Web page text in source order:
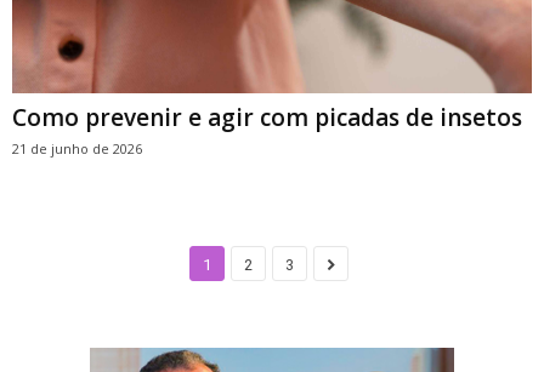
Como prevenir e agir com picadas de insetos
21 de junho de 2026
1 2 3